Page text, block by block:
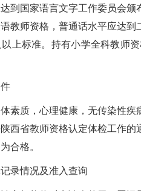
到国家语言文字工作委员会颁
教师资格，普通话水平应达
上标准。持有小学全科教师
素质，心理健康，无传染性
西省教师资格认定体检工作
合格。
记录情况及准入查询